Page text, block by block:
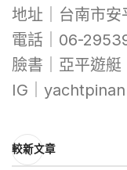
地址｜台南市
電話｜06-
臉書｜亞平遊艇
IG｜yachtpinan
較新文章